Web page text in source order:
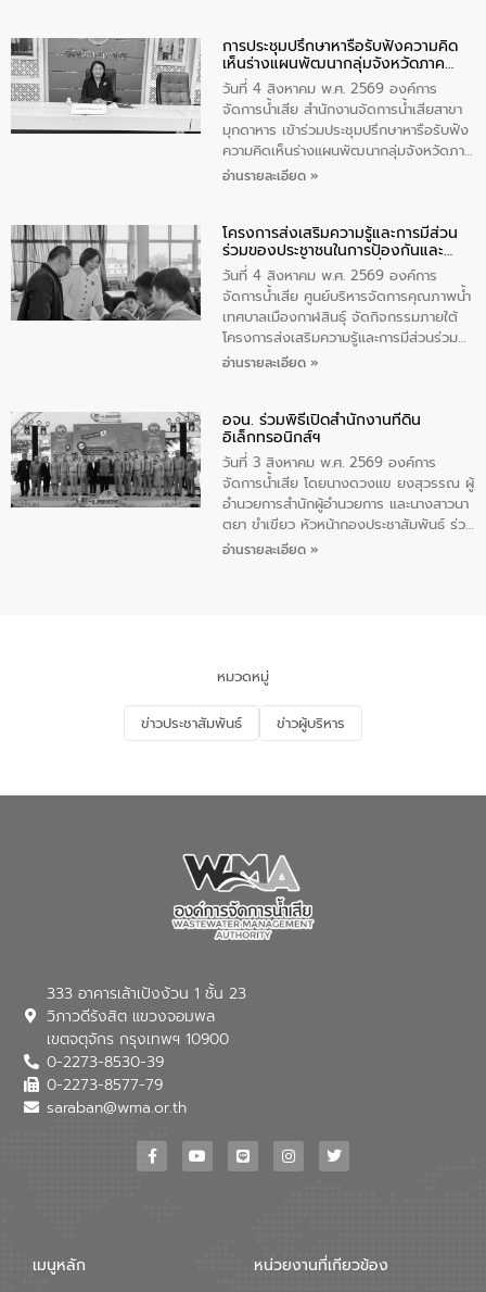
จัดการน้ำเสียและการนำน้ำกลับมาใช้ประโยชน์
ของประเทศไทย” เพื่อยกระดับการบริหาร
จัดการทรัพยากรน้ำ เสริมสร้างความมั่นคง
ด้านน้ำของประเทศ และเตรียมความพร้อม
รองรับการเติบโตของเมือง รวมถึงการ
ลงทุนในอุตสาหกรรมแห่งอนาคต ตลอดจน
มุ่งตอบโจทย์ความท้าทายจากวิกฤตการ
ในครั้งนี้เป็นการดึงจุดแข็งและความ
เชี่ยวชาญด้านระบบบำบัดน้ำเสียที่เป็นมิตร
ต่อสิ่งแวดล้อมของ องค์การจัดการน้ำเสีย
(อจน.) มาผสานกับประสบการณ์และ
เทคโนโลยีโครงข่ายน้ำครบวงจรในพื้นที่ EEC
ของอีสท์ วอเตอร์ เพื่อร่วมกันศึกษา
เทคโนโลยีการปรับปรุงคุณภาพน้ำ (Water
อย่างเป็นรูปธรรม เพื่อรองรับความต้องการ
ใช้น้ำที่พุ่งสูงขึ้นจากการขยายตัวของ
อุตสาหกรรม นายชีระ วงศบูรณะ ผู้อำนวย
การองค์การจัดการน้ำเสีย กล่าวถึงภารกิจ
หลักของ อจน. ในการพัฒนาระบบบำบัดน้ำ
เสียเมื่อผสานกับความเชี่ยวชาญของอีสท์
วอเตอร์ จะช่วยขับเคลื่อนการศึกษาทั้งในมิติ
ตลอดระบบ โดยการนำน้ำบำบัดกลับมาใช้ใหม่
จะช่วยลดการพึ่งพาน้ำธรรมชาติและสร้าง
สมดุลทางเศรษฐกิจและสิ่งแวดล้อมได้อย่าง
เป็นรูปธรรม ความร่วมมือระหว่างภาครัฐและ
ภาคเอกชนในครั้งนี้ นับเป็นก้าวสำคัญของ
ตามมาตรฐานสากล
การประชุมปรึกษาหารือรับฟังความคิด
เห็นร่างแผนพัฒนากลุ่มจังหวัดภาค
ตะวันออกเฉียงเหนือตอนบน 2 (พ.ศ.
2571-2575)
วันที่ 4 สิงหาคม พ.ศ. 2569 องค์การ
จัดการน้ำเสีย สำนักงานจัดการน้ำเสียสาขา
มุกดาหาร เข้าร่วมประชุมปรึกษาหารือรับฟัง
ความคิดเห็นร่างแผนพัฒนากลุ่มจังหวัดภาค
ตะวันออกเฉียงเหนือตอนบน 2 (พ.ศ. 2571-
พวงประดิษฐ์ พาณิชย์จังหวัดมุกดาหาร
เป็นประธานการประชุมฯ ผ่านระบบออนไลน์
(Webox Meeting) ณ ห้องประชุมแก้ว
กินรี ชั้น 5 ศาลากลางจังหวัดมุกดาหาร
อำเภอเมืองมุกดาหาร จังหวัดมุกดาหาร
พร้อมด้วยหน่วยงานภาครัฐและหน่วยงานที่
เกี่ยวข้องเข้าร่วมประชุม ให้คำปรึกษาหารือ
ประจำปี และสรุปผลการดำเนินการจัดทำร่าง
แผน เพื่อกำหนดทิศทางการพัฒนากลุ่ม
จังหวัดในการขับเคลื่อนให้เติบโตอย่างมั่นคง
และยั่งยืนต่อไป
อ่านรายละเอียด »
โครงการส่งเสริมความรู้และการมีส่วน
ร่วมของประชาชนในการป้องกันและ
แก้ไขปัญหาน้ำเสียอย่างยั่งยืน
วันที่ 4 สิงหาคม พ.ศ. 2569 องค์การ
จัดการน้ำเสีย ศูนย์บริหารจัดการคุณภาพน้ำ
เทศบาลเมืองกาฬสินธุ์ จัดกิจกรรมภายใต้
โครงการส่งเสริมความรู้และการมีส่วนร่วม
ของประชาชนในการป้องกันและแก้ไขปัญหา
ความรู้แก่คณะครูและนักเรียน โรงเรียน
เทศบาล4 เฉลิมพระเกียรติ กาฬสินธุ์ เพื่อส่ง
เสริมความรู้ด้านการจัดการน้ำเสียและสร้าง
จิตสำนึกในการอนุรักษ์สิ่งแวดล้อมตั้งแต่วัย
เรียน ในหัวข้อ “น้ำเสียชุมชนและการบำบัดน้ำ
เสียเบื้องต้น” โดยให้ความรู้เกี่ยวกับสาเหตุ
และผลกระทบของน้ำเสีย แนวทางการลดการ
อ่านรายละเอียด »
อจน. ร่วมพิธีเปิดสำนักงานที่ดิน
อิเล็กทรอนิกส์ฯ
วันที่ 3 สิงหาคม พ.ศ. 2569 องค์การ
จัดการน้ำเสีย โดยนางดวงแข ยงสุวรรณ ผู้
อำนวยการสำนักผู้อำนวยการ และนางสาวนา
ตยา ขำเขียว หัวหน้ากองประชาสัมพันธ์ ร่วม
พิธีเปิดสำนักงานที่ดินอิเล็กทรอนิกส์ต่าง
เปิด ปัจจุบันกรมที่ดินเปิดให้บริการสำนักงาน
ที่ดินอิเล็กทรอนิกส์ต่างสำนักงานแบบ
ออนไลน์ ครบ 77 จังหวัด 462 สำนักงาน
ทั่วประเทศ พร้อมยกระดับสำนักงานที่ดิน
ประชาชนลดการเดินทาง ประหยัดเวลาและค่า
อ่านรายละเอียด »
หมวดหมู่
ข่าวประชาสัมพันธ์ ข่าวผู้บริหาร
333 อาคารเล้าเป้งง้วน 1 ชั้น 23
วิภาวดีรังสิต แขวงจอมพล
เขตจตุจักร กรุงเทพฯ 10900
0-2273-8530-39
0-2273-8577-79
saraban@wma.or.th
เมนูหลัก หน่วยงานที่เกียวข้อง